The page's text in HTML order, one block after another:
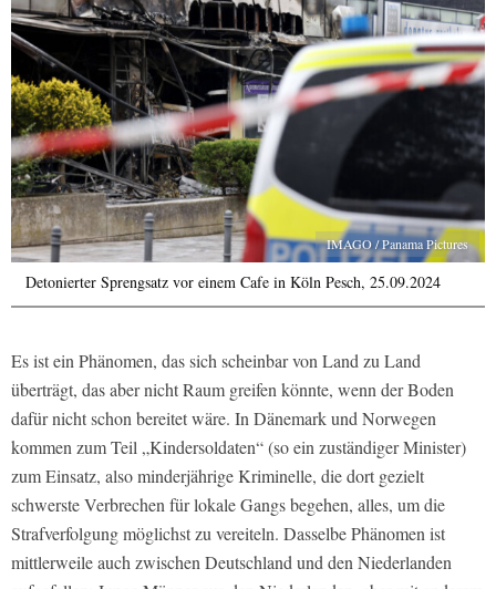
IMAGO / Panama Pictures
Detonierter Sprengsatz vor einem Cafe in Köln Pesch, 25.09.2024
Es ist ein Phänomen, das sich scheinbar von Land zu Land
überträgt, das aber nicht Raum greifen könnte, wenn der Boden
dafür nicht schon bereitet wäre. In Dänemark und Norwegen
kommen zum Teil „Kindersoldaten“ (so ein zuständiger Minister)
zum Einsatz, also minderjährige Kriminelle, die dort gezielt
schwerste Verbrechen für lokale Gangs begehen, alles, um die
Strafverfolgung möglichst zu vereiteln. Dasselbe Phänomen ist
mittlerweile auch zwischen Deutschland und den Niederlanden